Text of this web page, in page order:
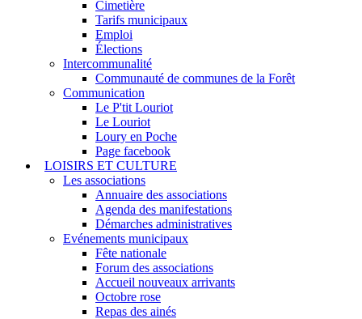
Cimetière
Tarifs municipaux
Emploi
Élections
Intercommunalité
Communauté de communes de la Forêt
Communication
Le P'tit Louriot
Le Louriot
Loury en Poche
Page facebook
LOISIRS ET CULTURE
Les associations
Annuaire des associations
Agenda des manifestations
Démarches administratives
Evénements municipaux
Fête nationale
Forum des associations
Accueil nouveaux arrivants
Octobre rose
Repas des ainés